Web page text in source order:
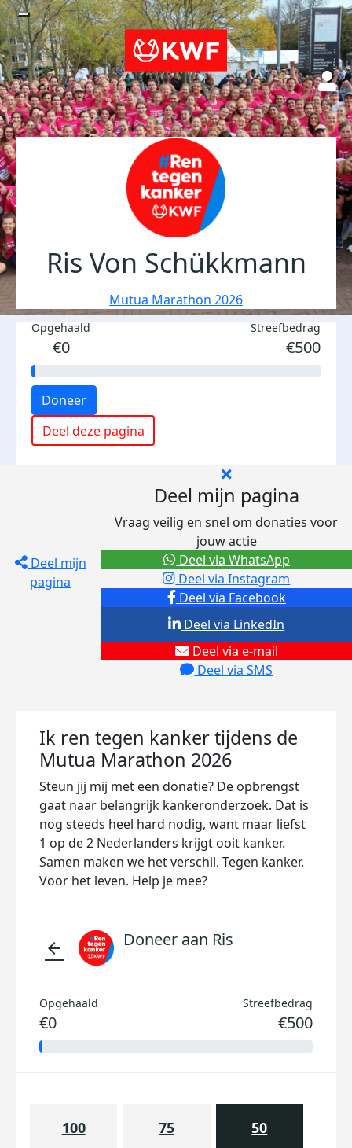
Ris Von Schükkmann
Mutua Marathon 2026
Opgehaald
€0
Streefbedrag
€500
Doneer
Deel deze pagina
Deel mijn
pagina
Deel mijn pagina
Vraag veilig en snel om donaties voor
jouw actie
Deel via Facebook
Deel via Instagram
Deel via e-mail
Deel via SMS
Deel via LinkedIn
Deel via WhatsApp
Ik ren tegen kanker tijdens de
Mutua Marathon 2026
Steun jij mij met een donatie? De opbrengst
gaat naar belangrijk kankeronderzoek. Dat is
nog steeds heel hard nodig, want maar liefst
1 op de 2 Nederlanders krijgt ooit kanker.
Samen maken we het verschil. Tegen kanker.
Voor het leven. Help je mee?
arrow_back Doneer aan Ris
Opgehaald
€0
Streefbedrag
€500
100 75 50